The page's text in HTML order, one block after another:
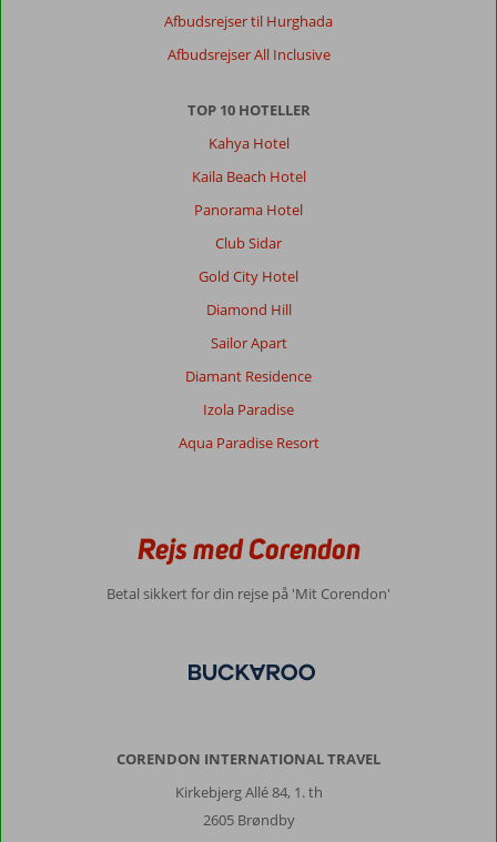
Afbudsrejser til Hurghada
Afbudsrejser All Inclusive
TOP 10 HOTELLER
Kahya Hotel
Kaila Beach Hotel
Panorama Hotel
Club Sidar
Gold City Hotel
Diamond Hill
Sailor Apart
Diamant Residence
Izola Paradise
Aqua Paradise Resort
Rejs med Corendon
Betal sikkert for din rejse på 'Mit Corendon'
CORENDON INTERNATIONAL TRAVEL
Kirkebjerg Allé 84, 1. th
2605 Brøndby